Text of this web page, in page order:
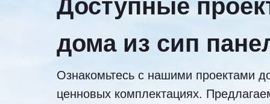
Доступные
дома из сип
Ознакомьтесь с нашими проектами
ценновых комплектациях.